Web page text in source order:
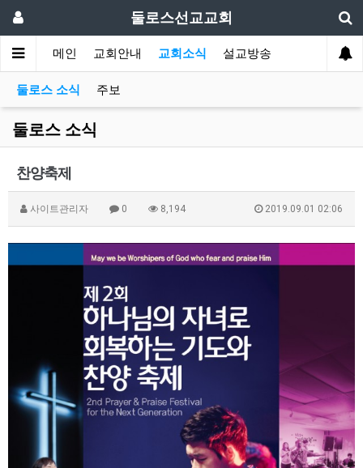
둘로스선교교회
메인 교회안내 교회소식 설교방송
둘로스 소식 주보
둘로스 소식
찬양축제
사이트관리자 0 8,194 2019.09.01 02:06